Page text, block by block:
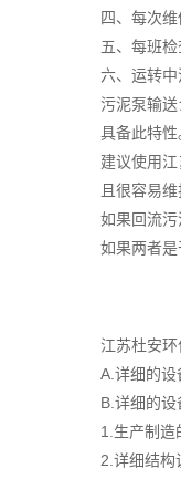
四、每次
五、每班
六、运转
污泥泵输
具备此特性
建议使用
且很容易
如果回流
如果两者
江苏杜安
A.详细的
B.详细的
1.生产制造
2.详细结构